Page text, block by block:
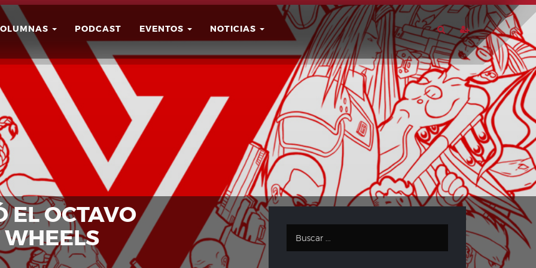
PODCAST EVENTOS NOTICIAS
Usuario
EL OCTAVO